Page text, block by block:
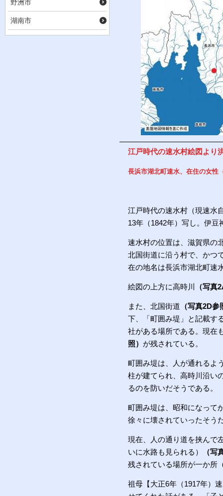
野洲市
湖南市
江戸時代の速水村絵図より
長浜市湖北町速水、在住の女性
江戸時代の速水村（現速水
13年（1842年）写し。伊
速水村の位置は、滋賀県の
北国街道に沿う村で、かつ
在の地名は長浜市湖北町速
絵図の上方に高時川 （写真
また、北国街道 （写真2D参
下、「町囲み堤」と記載す
社がある場所である。現在
照） が残されている。
町囲み堤は、人が通れるよ
柱が建てられ、高時川沿い
るのを防いだそうである。
町囲み堤は、昭和になって
徐々に壊されていったそう
現在、人の通り道を挟んで
いに水路も見られる）
（写
残されている場所が一か所
祖母【大正6年（1917年）